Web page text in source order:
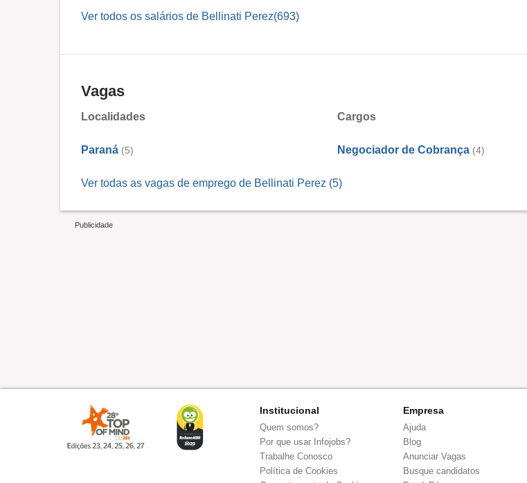
Ver todos os salários de Bellinati Perez(693)
Vagas
Localidades
Paraná (5)
Cargos
Negociador de Cobrança (4)
Ver todas as vagas de emprego de Bellinati Perez (5)
Institucional
Quem somos?
Por que usar Infojobs?
Trabalhe Conosco
Política de Cookies
Empresa
Ajuda
Blog
Anunciar Vagas
Busque candidatos